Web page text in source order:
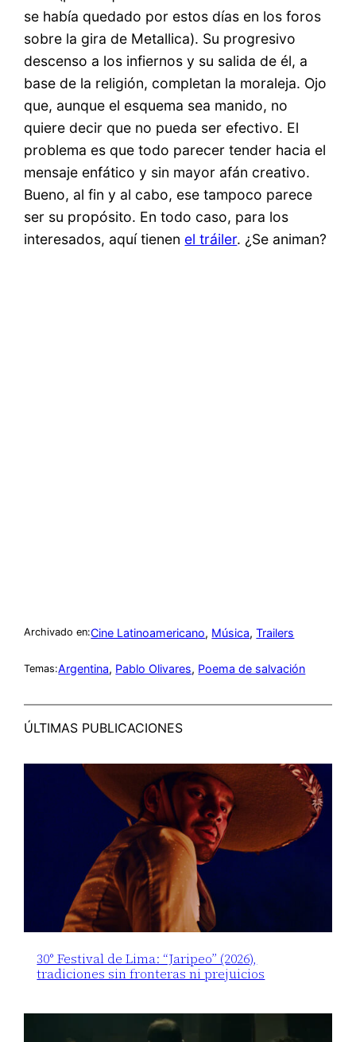
se había quedado por estos días en los foros
sobre la gira de Metallica). Su progresivo
descenso a los infiernos y su salida de él, a
base de la religión, completan la moraleja. Ojo
que, aunque el esquema sea manido, no
quiere decir que no pueda ser efectivo. El
problema es que todo parecer tender hacia el
mensaje enfático y sin mayor afán creativo.
Bueno, al fin y al cabo, ese tampoco parece
ser su propósito. En todo caso, para los
interesados, aquí tienen el tráiler. ¿Se animan?
Archivado en:Cine Latinoamericano, Música, Trailers
Temas:Argentina, Pablo Olivares, Poema de salvación
ÚLTIMAS PUBLICACIONES
30° Festival de Lima: “Jaripeo” (2026),
tradiciones sin fronteras ni prejuicios